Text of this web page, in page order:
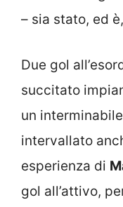
– sia stato, ed
Due gol
succitato
un
intervallato
esperienza di
gol all’attivo,